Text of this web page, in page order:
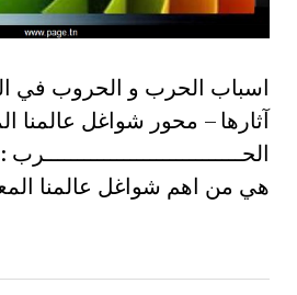
اسباب الحرب و الحروب في
آثارها – محور شواغل عالمنا
الحــــــــــــــــــــــــــــــرب :
هي من اهم شواغل عالمنا